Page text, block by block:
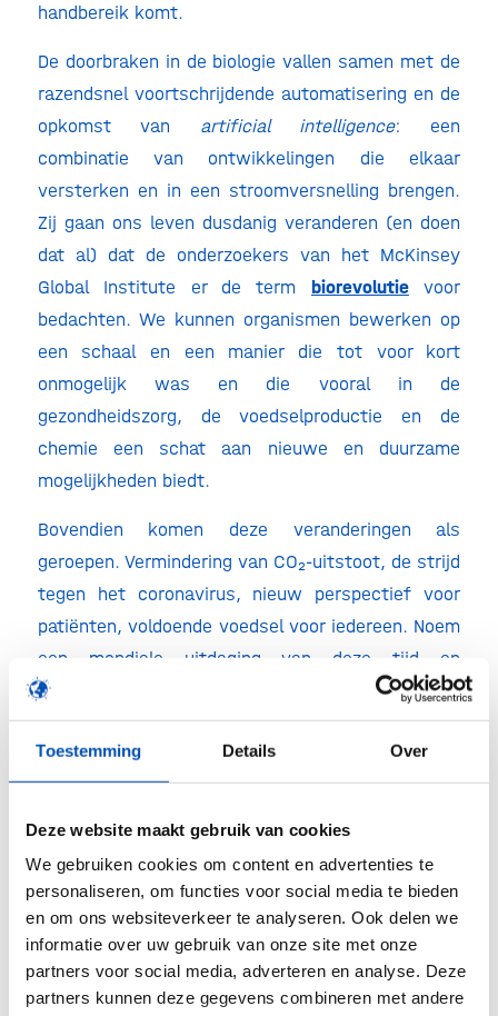
Toestemming Details Over
Deze website maakt gebruik van cookies
We gebruiken cookies om content en advertenties te
personaliseren, om functies voor social media te bieden
en om ons websiteverkeer te analyseren. Ook delen we
informatie over uw gebruik van onze site met onze
partners voor social media, adverteren en analyse. Deze
partners kunnen deze gegevens combineren met andere
handbereik komt.
De doorbraken in de biologie vallen samen met de
razendsnel voortschrijdende automatisering en de
opkomst van artificial intelligence: een
combinatie van ontwikkelingen die elkaar
versterken en in een stroomversnelling brengen.
Zij gaan ons leven dusdanig veranderen (en doen
dat al) dat de onderzoekers van het McKinsey
Global Institute er de term
biorevolutie
voor
bedachten. We kunnen organismen bewerken op
een schaal en een manier die tot voor kort
onmogelijk was en die vooral in de
gezondheidszorg, de voedselproductie en de
chemie een schat aan nieuwe en duurzame
mogelijkheden biedt.
Bovendien komen deze veranderingen als
geroepen. Vermindering van CO₂-uitstoot, de strijd
tegen het coronavirus, nieuw perspectief voor
patiënten, voldoende voedsel voor iedereen. Noem
een mondiale uitdaging van deze tijd en
biotechnologie draagt bij aan de oplossing. Niet
voor niets investeren overheden,
kennisinstellingen en bedrijven wereldwijd enorm
in zowel de wetenschappelijke als de
commerciële ontwikkeling van deze sector.
alternatieven bieden. Die zijn hard nodig,
aangezien natuurlijke bronnen opraken en
veelgebruikte producten en technieken vervuilend
en verspillend zijn. Terwijl ondertussen de